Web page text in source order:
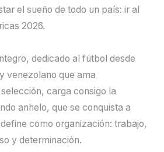
el sueño de todo un país: ir al
2026.
dedicado al fútbol desde
venezolano que ama
carga consigo la
anhelo, que se conquista a
como organización: trabajo,
y determinación.